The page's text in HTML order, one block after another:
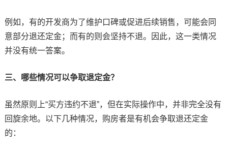
例如，有的开发商为了维护口碑或促进后续销售，可能会同
意部分退还定金；而有的则会坚持不退。因此，这一类情况
并没有统一答案。
三、哪些情况可以争取退定金？
虽然原则上“买方违约不退”，但在实际操作中，并非完全没有
回旋余地。以下几种情况，购房者是有机会争取退还定金
的：